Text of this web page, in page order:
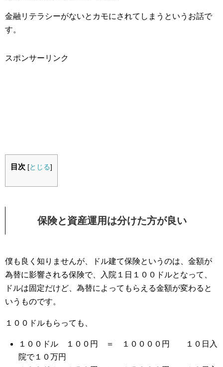
金融リテラシーがないとカモにされてしまうというお話で
す。
スポンサーリンク
目次 [とじる]
保険と資産運用は分けた方が良い
僕も良く知りませんが、ドル建て保険というのは、金額が
為替に影響される保険で、入院１日１００ドルとなって、
ドルは固定だけど、為替によってもらえる金額が変わると
いうものです。
１００ドルもらっても、
１００ドル １００円 ＝ １００００円 １０日入
院で１０万円